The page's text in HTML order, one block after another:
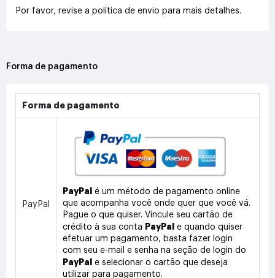
Por favor, revise a política de envio para mais detalhes.
Forma de pagamento
Forma de pagamento
PayPal
PayPal
é um método de pagamento online
que acompanha você onde quer que você vá.
Pague o que quiser. Vincule seu cartão de
crédito à sua conta PayPal
e quando quiser
efetuar um pagamento, basta fazer login
com seu e-mail e senha na seção de login do
PayPal
e selecionar o cartão que deseja
utilizar para pagamento.